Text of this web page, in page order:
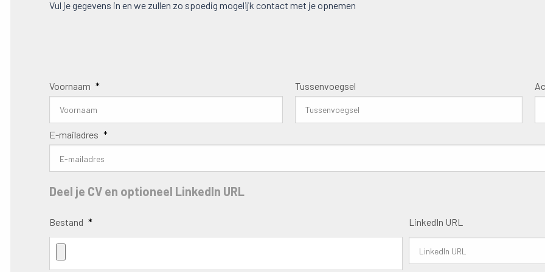
Vul je gegevens in en we zullen zo spoedig mogelijk contact met je opnemen
Voornaam * Tussenvoegsel
E-mailadres *
Deel je CV en optioneel LinkedIn URL
Bestand * LinkedIn URL